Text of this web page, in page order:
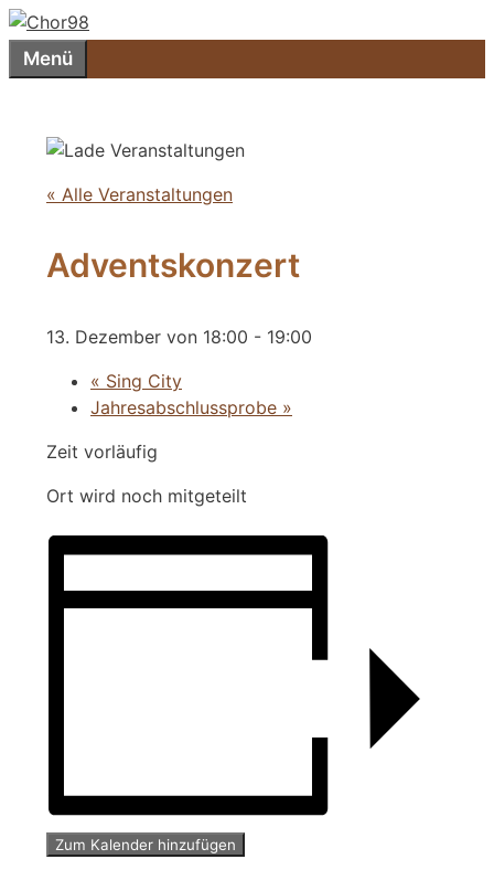
Zum
Inhalt
springen
Menü
« Alle Veranstaltungen
Adventskonzert
13. Dezember von 18:00 - 19:00
« Sing City
Jahresabschlussprobe »
Zeit vorläufig
Ort wird noch mitgeteilt
Zum Kalender hinzufügen